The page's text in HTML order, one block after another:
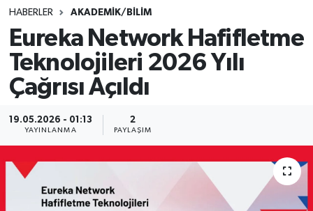
HABERLER AKADEMİK/BİLİM
Eureka Network Hafifletme
Teknolojileri 2026 Yılı
Çağrısı Açıldı
19.05.2026 - 01:13
YAYINLANMA
2
PAYLAŞIM
YARIŞMA/ETKİNLİKLER
ANKET
MEVZUAT/KARARLAR